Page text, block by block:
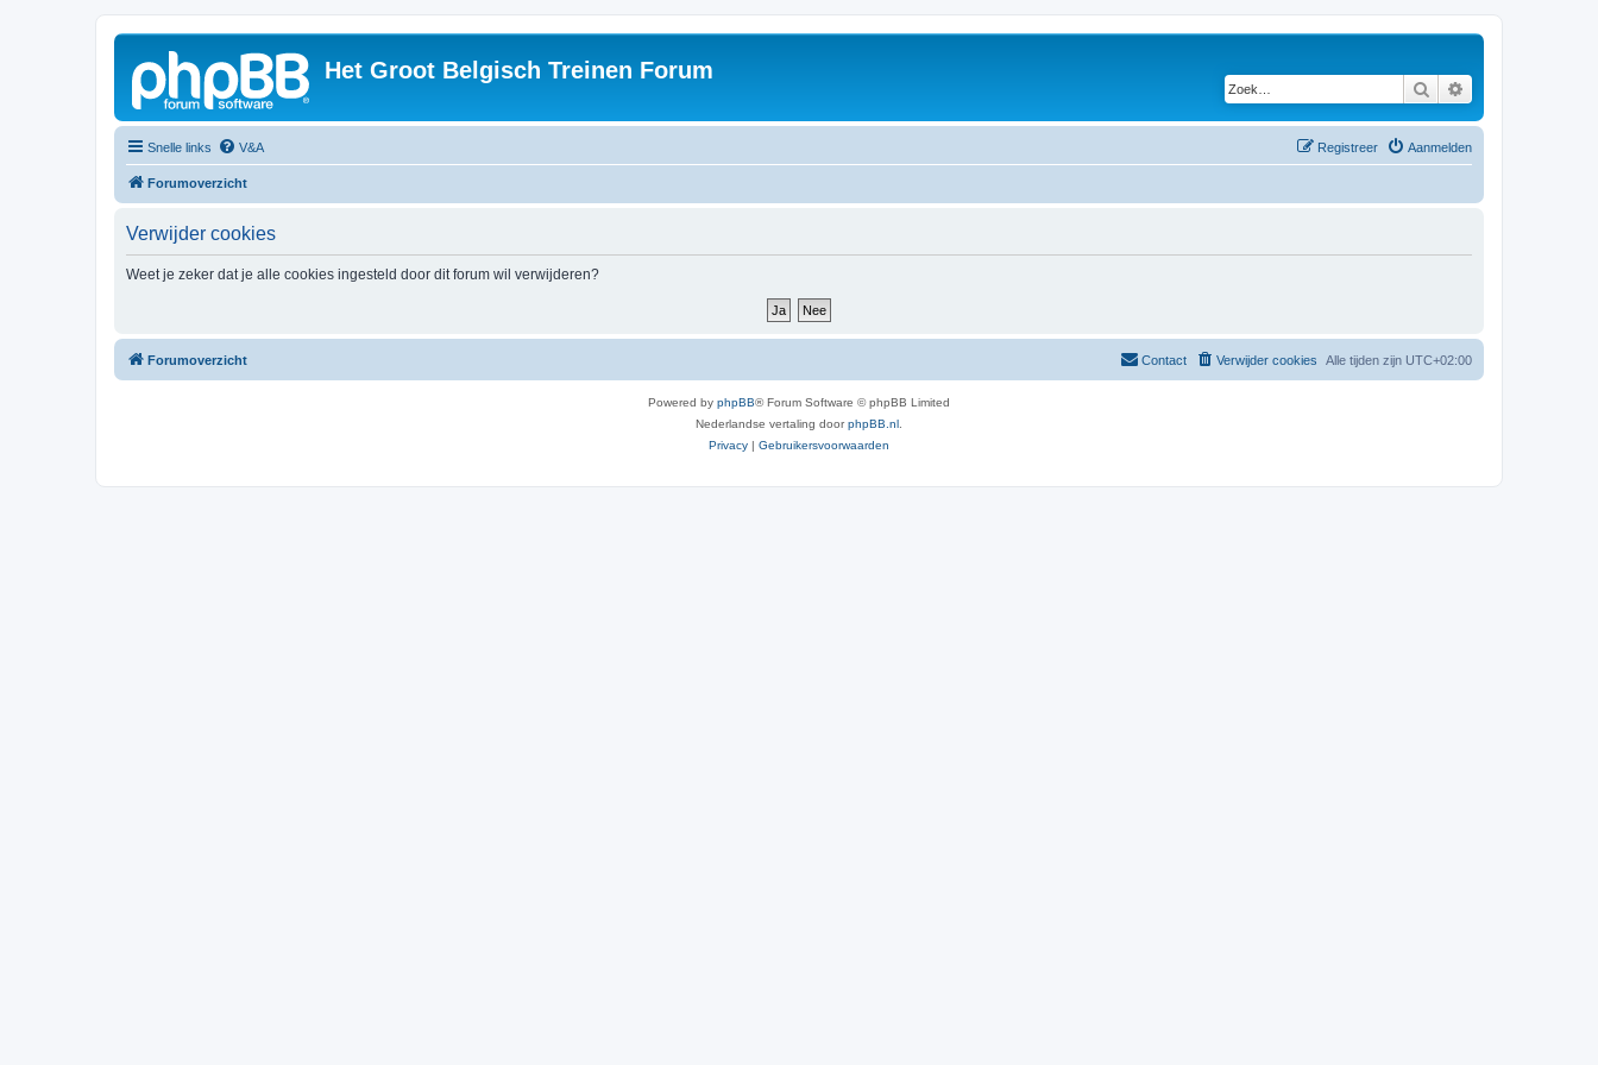
Het Groot Belgisch Treinen Forum
Zoek
Snelle links V&A Aanmelden
Registreer
Forumoverzicht
Verwijder cookies
Weet je zeker dat je alle cookies ingesteld door dit forum wil verwijderen?
Forumoverzicht Alle tijden zijn UTC+02:00
Verwijder cookies
Contact
Powered by phpBB® Forum Software © phpBB Limited
Nederlandse vertaling doorphpBB.nl
Privacy | Gebruikersvoorwaarden